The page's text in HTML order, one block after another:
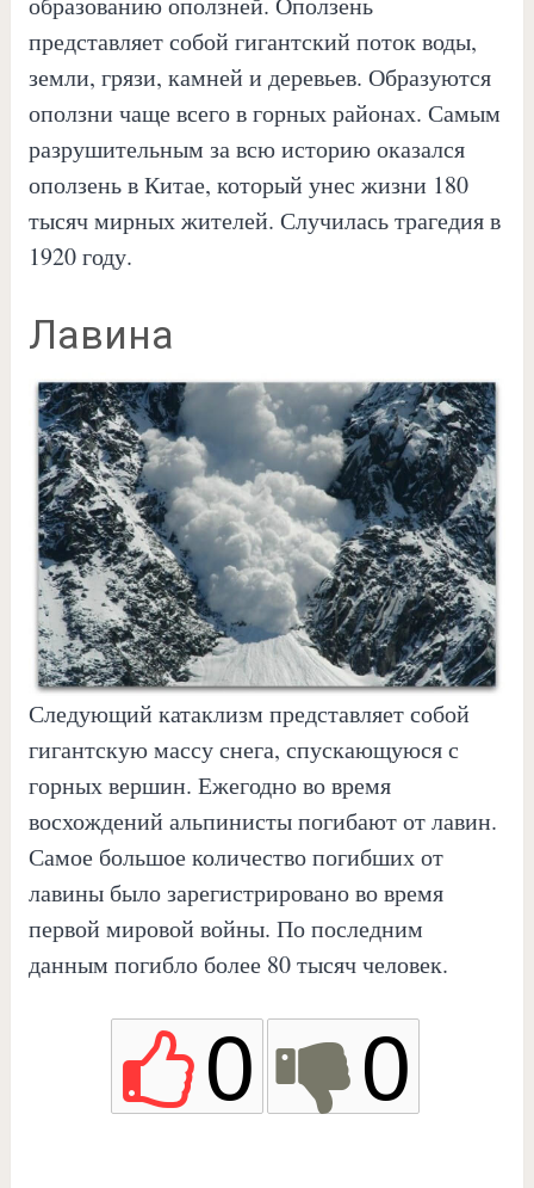
представляет собой гигантский поток воды,
земли, грязи, камней и деревьев. Образуются
оползни чаще всего в горных районах. Самым
разрушительным за всю историю оказался
оползень в Китае, который унес жизни 180
тысяч мирных жителей. Случилась трагедия в
1920 году.
Лавина
Следующий катаклизм представляет собой
гигантскую массу снега, спускающуюся с
горных вершин. Ежегодно во время
восхождений альпинисты погибают от лавин.
Самое большое количество погибших от
лавины было зарегистрировано во время
первой мировой войны. По последним
данным погибло более 80 тысяч человек.
0 0